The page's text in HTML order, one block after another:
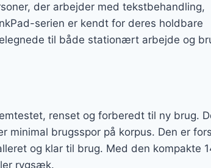
der arbejder med tekstbehandling,
serien er kendt for deres holdbare
til både stationært arbejde og
renset og forberedt til ny brug.
minimal brugsspor på korpus. Den er
og klar til brug. Med den kompakte
rygsæk.